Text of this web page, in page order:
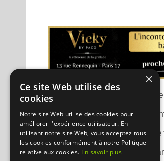
Désolé, nous n'avons pas
Vous pouvez joindre le
N'oubliez pas de préciser lors
Pour consulter un autre
×
Ce site Web utilise des
cookies
Notre site Web utilise des cookies pour
améliorer l'expérience utilisateur. En
utilisant notre site Web, vous acceptez tous
les cookies conformément à notre Politique
relative aux cookies. En savoir plus